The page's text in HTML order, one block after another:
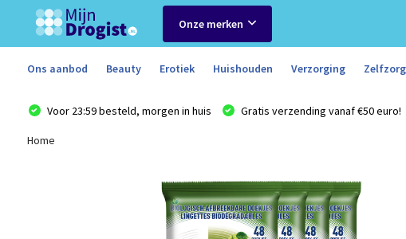
Onze merken
Ons aanbod Beauty Erotiek Huishouden Verzorging
Voor 23:59 besteld, morgen in huis Gratis verzending vanaf €50 euro!
Home